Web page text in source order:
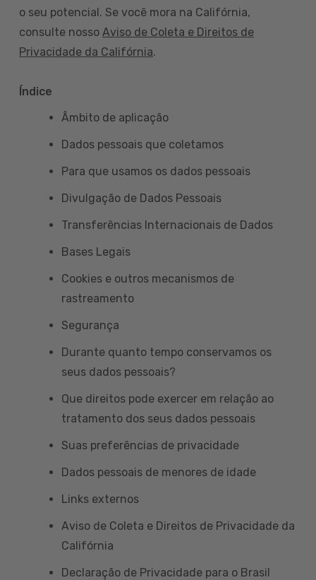
o seu potencial. Se você mora na Califórnia,
consulte nosso Aviso de Coleta e Direitos de
Privacidade da Califórnia.
Índice
Âmbito de aplicação
Dados pessoais que coletamos
Para que usamos os dados pessoais
Divulgação de Dados Pessoais
Transferências Internacionais de Dados
Bases Legais
Cookies e outros mecanismos de
rastreamento
Segurança
Durante quanto tempo conservamos os
seus dados pessoais?
Que direitos pode exercer em relação ao
tratamento dos seus dados pessoais
Suas preferências de privacidade
Dados pessoais de menores de idade
Links externos
Aviso de Coleta e Direitos de Privacidade da
Califórnia
Declaração de Privacidade para o Brasil